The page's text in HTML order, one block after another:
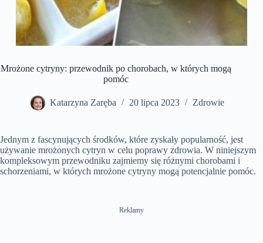
Mrożone cytryny: przewodnik po chorobach, w których mogą
pomóc
Katarzyna Zaręba 20 lipca 2023 Zdrowie
Jednym z fascynujących środków, które zyskały popularność, jest
używanie mrożonych cytryn w celu poprawy zdrowia. W niniejszym
kompleksowym przewodniku zajmiemy się różnymi chorobami i
schorzeniami, w których mrożone cytryny mogą potencjalnie pomóc.
Reklamy